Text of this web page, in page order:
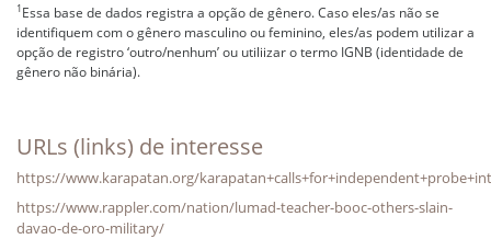
1Essa base de dados registra a opção de gênero. Caso eles/as não se
identifiquem com o gênero masculino ou feminino, eles/as podem utilizar a
opção de registro ‘outro/nenhum’ ou utiliizar o termo IGNB (identidade de
gênero não binária).
URLs (links) de interesse
https://www.karapatan.org/
https://www.rappler.com/nation/lumad-teacher-booc-others-slain-
davao-de-oro-military/